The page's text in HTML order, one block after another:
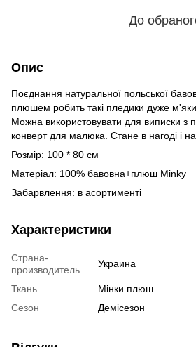
До
Опис
Поєднання натуральної польської
плюшем робить такі пледики дуже
Можна використовувати для виписки з
конверт для малюка. Стане в нагоді і на
Розмір: 100 * 80 см
Матеріал: 100% бавовна+плюш Minky
Забарвлення: в асортименті
Характеристики
Страна-
производитель
Украина
Ткань
Мінки плюш
Сезон
Демісезон